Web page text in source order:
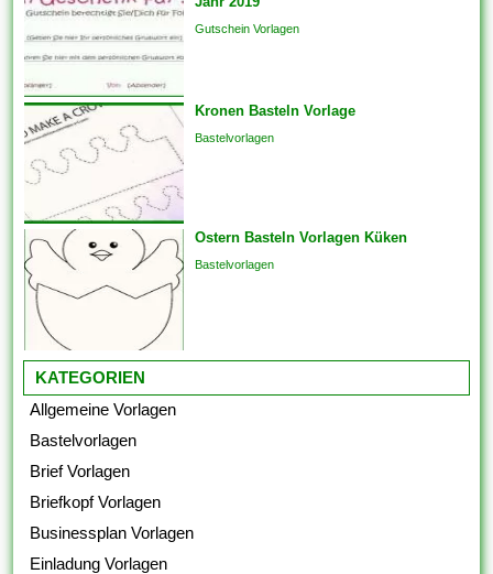
Kommunikation und
Engagements strukturieren,
um sicherzustellen, dass das
Endprodukt von hoher Qualität
ist. Sie bringen die Vorlagen
auch überspringen und
Analogien in...
Gutschein Vorlagen
Kronen Basteln Vorlage
Bastelvorlagen
Ostern Basteln Vorlagen Küken
Bastelvorlagen
KATEGORIEN
Allgemeine Vorlagen
Bastelvorlagen
Brief Vorlagen
Briefkopf Vorlagen
Businessplan Vorlagen
Einladung Vorlagen